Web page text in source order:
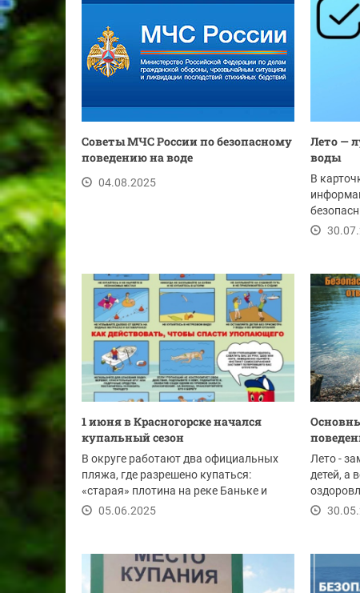
Советы МЧС России по безопасному
поведению на воде
04.08.2025
Лето —
воды
В
1 июня в Красногорске начался
купальный сезон
В округе работают два официальных
пляжа, где разрешено купаться:
«старая» плотина на реке Баньке и
пляж на реке...
05.06.2025
Лето -
детей, а